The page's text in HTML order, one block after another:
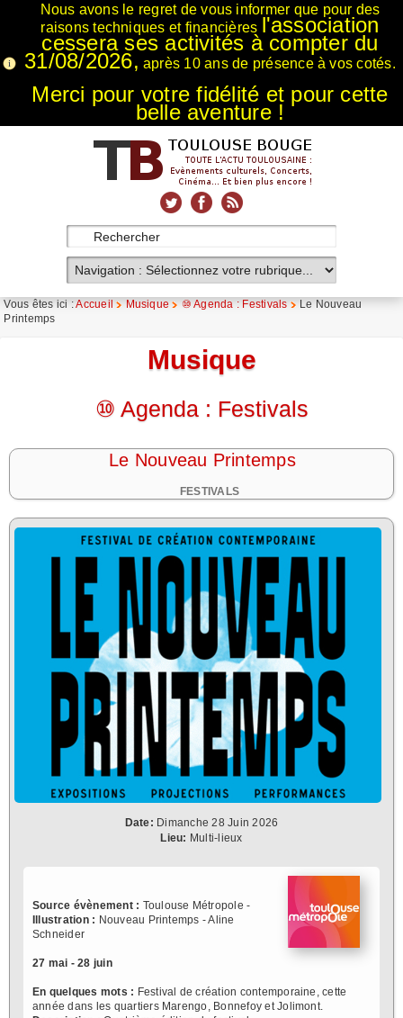
Nous avons le regret de vous informer que pour des
raisons techniques et financières l'association
cessera ses activités à compter du
31/08/2026, après 10 ans de présence à vos cotés.
Merci pour votre fidélité et pour cette
belle aventure !
Vous êtes ici :Accueil Musique ⑩ Agenda : Festivals
Le Nouveau
Printemps
Musique
⑩ Agenda : Festivals
Le Nouveau Printemps
FESTIVALS
Date: Dimanche 28 Juin 2026
Lieu: Multi-lieux
Source évènement : Toulouse Métropole -
Illustration : Nouveau Printemps - Aline
Schneider
27 mai - 28 juin
En quelques mots : Festival de création contemporaine, cette
année dans les quartiers Marengo, Bonnefoy et Jolimont.